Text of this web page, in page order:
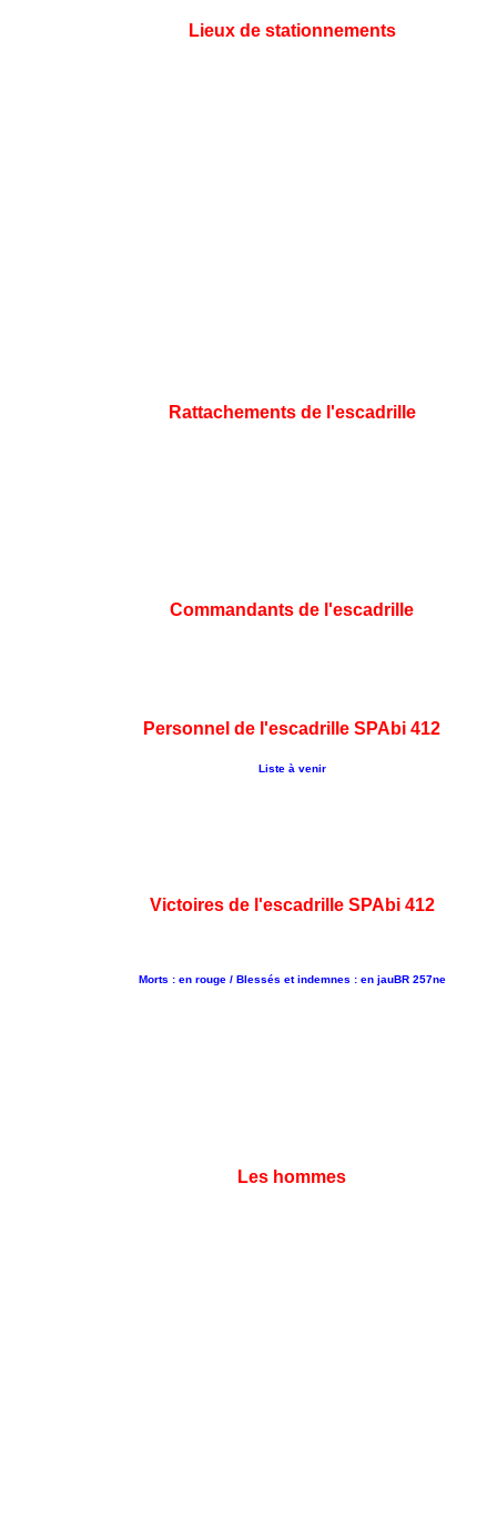
Lieux de stationnements
Rattachements de l'escadrille
Commandants de l'escadrille
Personnel de l'escadrille SPAbi 412
Liste à venir
Victoires de l'escadrille SPAbi 412
Morts : en rouge / Blessés et indemnes : en jauBR 257ne
Les hommes